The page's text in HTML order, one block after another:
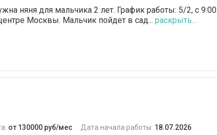
няня для мальчика 2 лет. График работы: 5/2, с 9:00
Москвы. Мальчик пойдет в сад... раскрыть...
от 130000 руб/мес Дата начала работы: 18.07.2026